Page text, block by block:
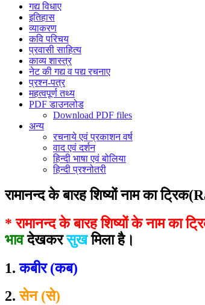
गद्य विधाए
इतिहास
व्याकरण
कवि परिचय
प्रवासी साहित्य
काव्य शास्त्र
नेट की गद्य व पद्य रचनाए
प्रश्न-पत्र
महत्वपूर्ण तथ्य
PDF डाउनलोड
Download PDF files
अन्य
रचनाये एवं प्रकाशन वर्ष
वाद एवं दर्शन
हिन्दी भाषा एवं बोलिया
हिन्दी प्रश्नोतरी
रामानन्द के बारह शिष्यों नाम का
* रामानन्द के बारह शिष्यों के नाम का
भावदेखकरसुखमिला है।
1.कबीर (कब)
2. सेन (से)